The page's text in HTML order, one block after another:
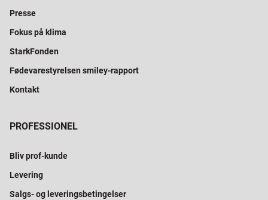
Presse
Fokus på klima
StarkFonden
Fødevarestyrelsen smiley-rapport
Kontakt
PROFESSIONEL
Bliv prof-kunde
Levering
Salgs- og leveringsbetingelser